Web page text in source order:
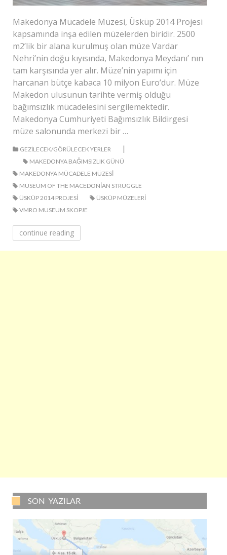
Makedonya Mücadele Müzesi, Üsküp 2014 Projesi
kapsamında inşa edilen müzelerden biridir. 2500
m2’lik bir alana kurulmuş olan müze Vardar
Nehri’nin doğu kıyısında, Makedonya Meydanı’ nın
tam karşısında yer alır. Müze’nin yapımı için
harcanan bütçe kabaca 10 milyon Euro’dur. Müze
Makedon ulusunun tarihte vermiş olduğu
bağımsızlık mücadelesini sergilemektedir.
Makedonya Cumhuriyeti Bağımsızlık Bildirgesi
müze salonunda merkezi bir …
GEZILECEK/GÖRÜLECEK YERLER |
MAKEDONYA BAĞIMSIZLIK GÜNÜ
MAKEDONYA MÜCADELE MÜZESI
MUSEUM OF THE MACEDONIAN STRUGGLE
ÜSKÜP 2014 PROJESI
ÜSKÜP MÜZELERI
VMRO MUSEUM SKOPJE
continue reading
SON YAZILAR